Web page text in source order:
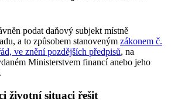
podat daňový subjekt místně
a to způsobem stanoveným zákonem č.
ve znění pozdějších předpisů, na
Ministerstvem financí anebo jeho
životní situaci řešit